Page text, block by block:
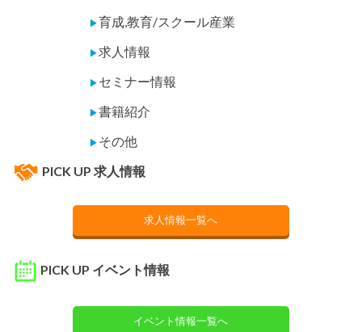
▶育成,教育/スクール産業
▶求人情報
▶ セミナー情報
▶書籍紹介
▶ その他
PICK UP 求人情報
求人情報一覧へ
PICK UP イベント情報
イベント情報一覧へ